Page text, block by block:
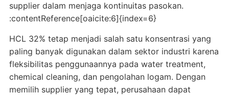
supplier dalam menjaga kontinuitas pasokan.
:contentReference[oaicite:6]{index=6}
HCL 32% tetap menjadi salah satu konsentrasi yang
paling banyak digunakan dalam sektor industri karena
fleksibilitas penggunaannya pada water treatment,
chemical cleaning, dan pengolahan logam. Dengan
memilih supplier yang tepat, perusahaan dapat